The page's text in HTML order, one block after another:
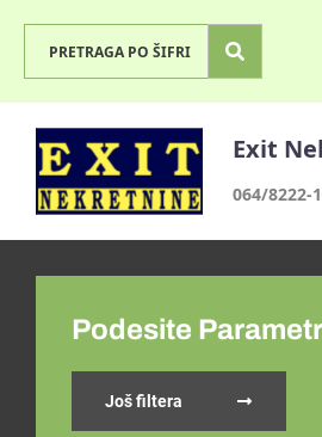
Exit
064/8222-
Podesite
Još filtera